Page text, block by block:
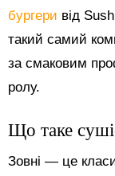
бургери від
такий самий
за смаковим
ролу.
Що таке
Зовні — це